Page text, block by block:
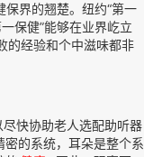
界的翘楚。纽约“第一
保健”能够在业界屹立
的经验和个中滋味都非
快协助老人选配助听器
密的系统，耳朵是整个系